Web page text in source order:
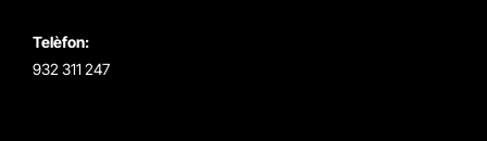
Telèfon:
932 311 247